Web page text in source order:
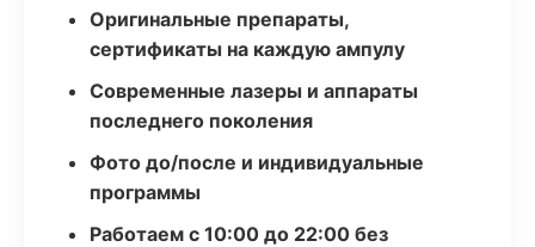
Оригинальные препараты,
сертификаты на каждую ампулу
Современные лазеры и аппараты
последнего поколения
Фото до/после и индивидуальные
программы
Работаем с 10:00 до 22:00 без